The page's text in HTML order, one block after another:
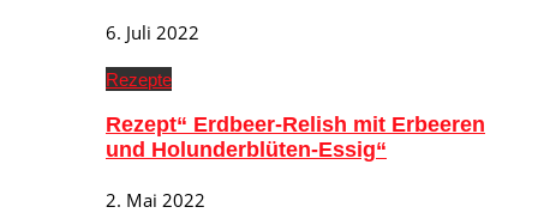
6. Juli 2022
Rezepte
Rezept“ Erdbeer-Relish mit Erbeeren
und Holunderblüten-Essig“
2. Mai 2022